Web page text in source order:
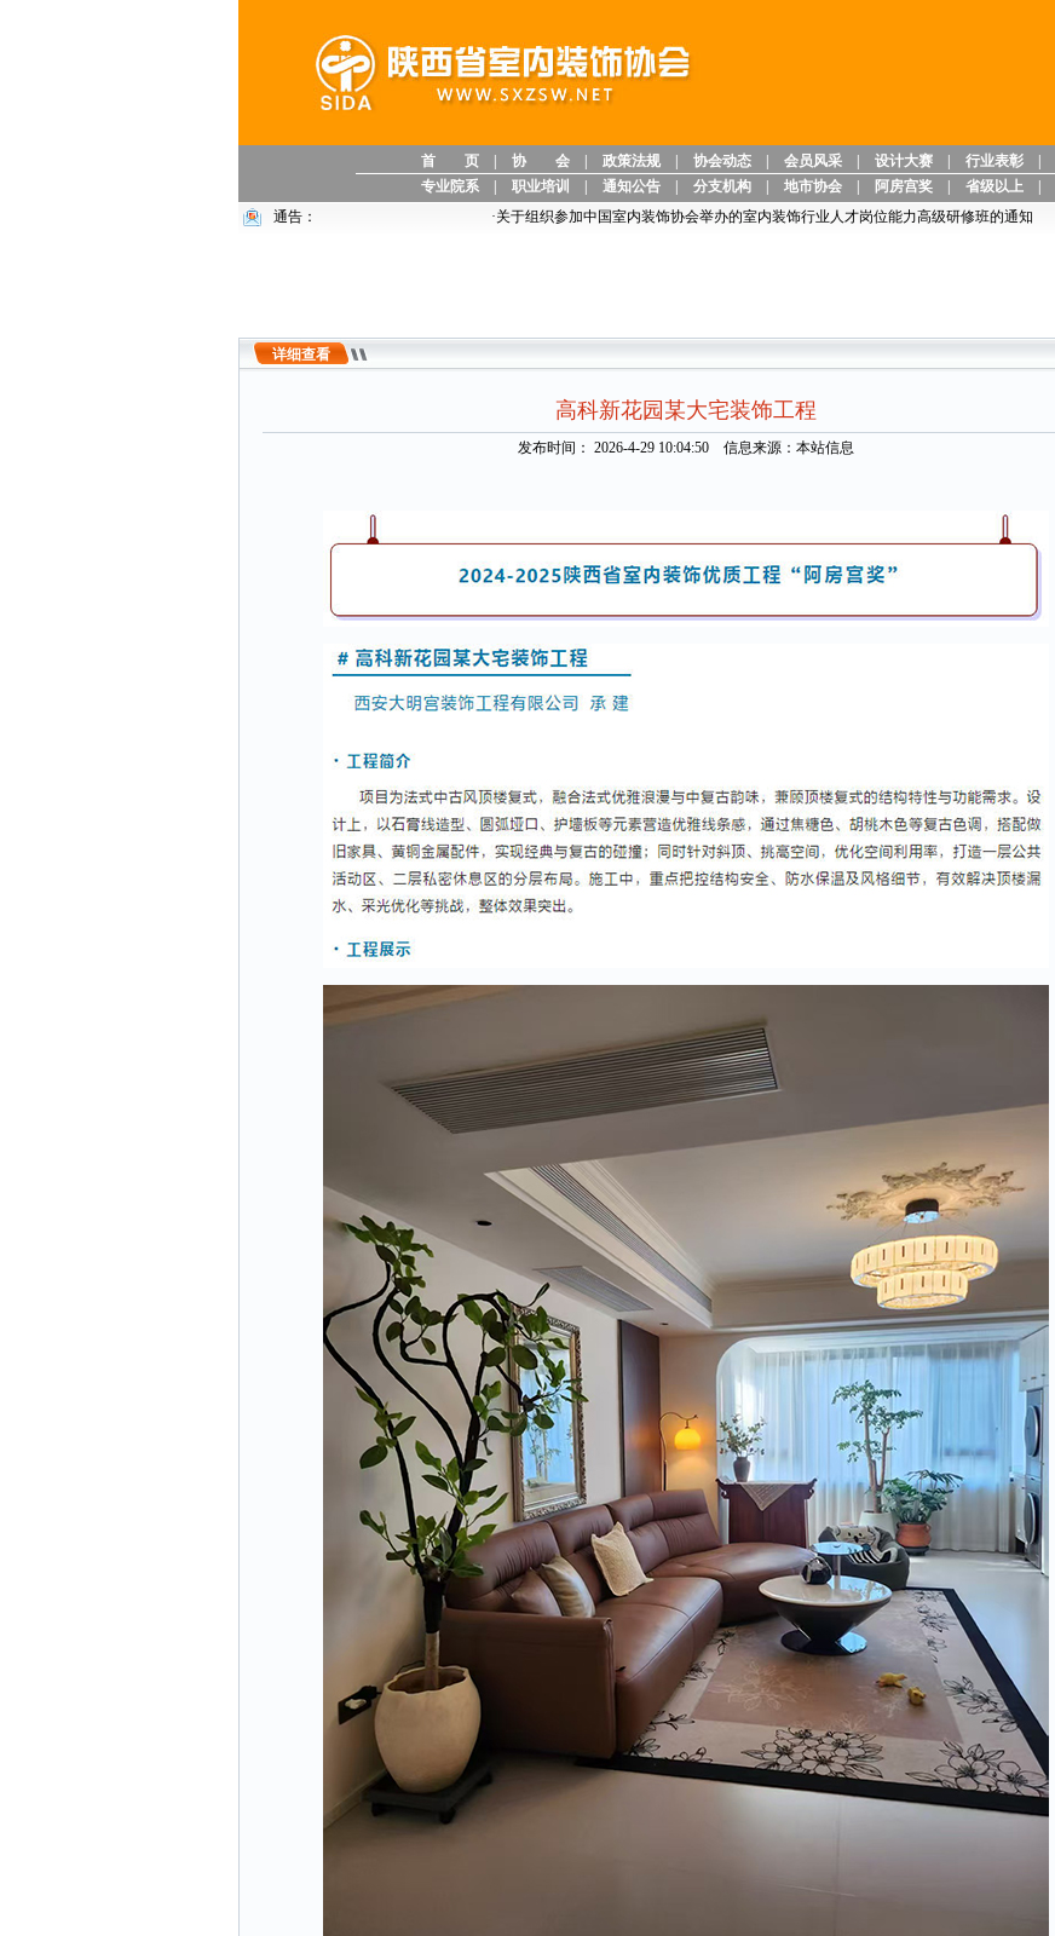
首 页 协 会 政策法规 协会动态 会员风采 设计大赛 行业表彰
专业院系
职业培训 通知公告 分支机构 地市协会 阿房宫奖 省级以上
通告：
关于组织参加中国室内装饰协会举办的室内装饰行业人才岗位能力高级研修班的通知
详细查看
高科新花园某大宅装饰工程
发布时间： 2026-4-29 10:04:50 信息来源：本站信息